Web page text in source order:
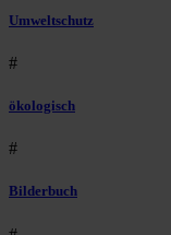
Umweltschutz
#
ökologisch
#
Bilderbuch